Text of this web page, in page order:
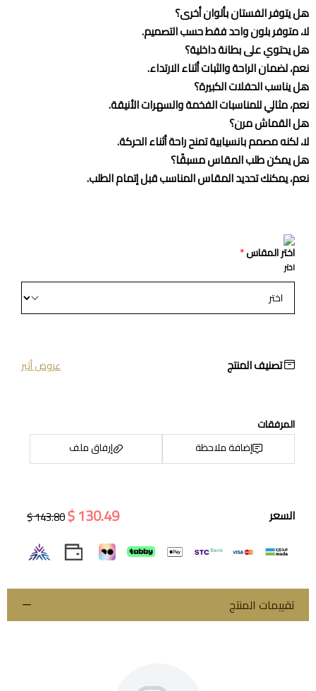
هل يتوفر الفستان بألوان أخرى؟
لا، متوفر بلون واحد فقط حسب التصميم.
هل يحتوي على بطانة داخلية؟
نعم، لضمان الراحة والثبات أثناء الارتداء.
هل يناسب الحفلات الكبيرة؟
نعم، مثالي للمناسبات الفخمة والسهرات الأنيقة.
هل القماش مرن؟
لا، لكنه مصمم بانسيابية تمنح راحة أثناء الحركة.
هل يمكن طلب المقاس مسبقًا؟
نعم، يمكنك تحديد المقاس المناسب قبل إتمام الطلب.
اختر المقاس*
اختر
تصنيف المنتج عروض أثير
المرفقات
إضافة ملاحظة
إرفاق ملف
اسحب و افلت الملف هنا
السعر 130.49 $
143.80 $
تقييمات المنتج